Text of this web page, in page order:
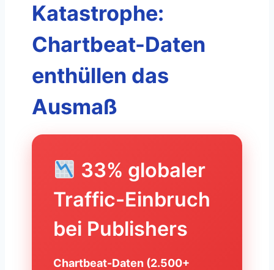
Katastrophe:
Chartbeat-Daten
enthüllen das
Ausmaß
33% globaler
Traffic-Einbruch
bei Publishers
Chartbeat-Daten (2.500+